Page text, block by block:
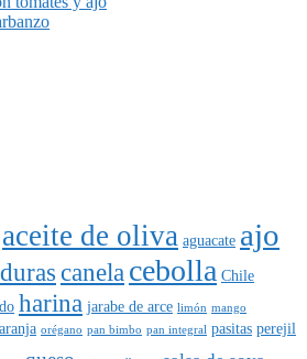
aceite de oliva aguacate ajo
canela cebolla Chile
harina jarabe de arce limón mango
orégano pan bimbo pan integral pasitas perejil